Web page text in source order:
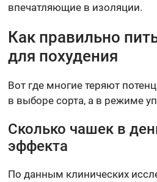
впечатляющие в изоляции.
Как правильно
для похудения
Вот где многие теряют
в выборе сорта, а в режиме
Сколько чашек в
эффекта
По данным клинических